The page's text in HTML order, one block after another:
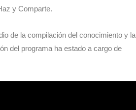
y Comparte.
de la compilación del conocimiento y la
del programa ha estado a cargo de